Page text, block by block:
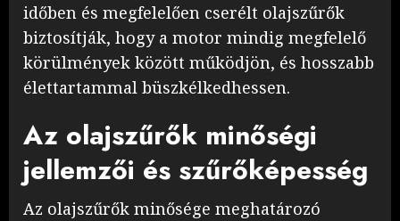
időben és megfelelően cserélt olajszűrők
biztosítják, hogy a motor mindig megfelelő
körülmények között működjön, és hosszabb
élettartammal büszkélkedhessen.
Az olajszűrők minőségi
jellemzői és szűrőképesség
Az olajszűrők minősége meghatározó